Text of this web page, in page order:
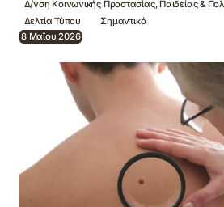
Δ/νση Κοινωνικής Προστασίας, Παιδείας &
Δελτία Τύπου
Σημαντικά
8 Μαΐου 2026